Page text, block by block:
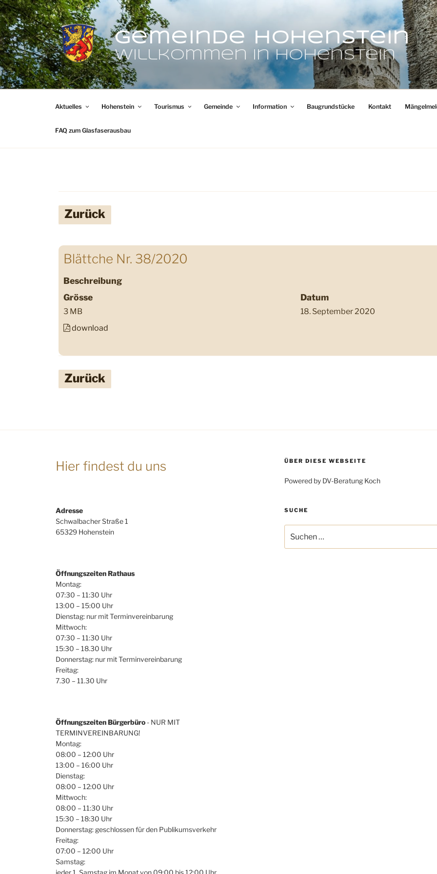
Zum
Inhalt
springen
Gemeinde Hohenstein
Willkommen in Hohenstein
Aktuelles Hohenstein Tourismus Gemeinde Information Baugrundstücke Kontakt
FAQ zum Glasfaserausbau
Zurück
Blättche Nr. 38/2020
Beschreibung
Grösse
3 MB
Datum
18. September 2020
download
Zurück
Hier findest du uns
Adresse
Schwalbacher Straße 1
65329 Hohenstein
Öffnungszeiten Rathaus
Montag:
07:30 – 11:30 Uhr
13:00 – 15:00 Uhr
Dienstag: nur mit Terminvereinbarung
Mittwoch:
07:30 – 11:30 Uhr
15:30 – 18.30 Uhr
Donnerstag: nur mit Terminvereinbarung
Freitag:
7.30 – 11.30 Uhr
Öffnungszeiten Bürgerbüro - NUR MIT
TERMINVEREINBARUNG!
Montag:
08:00 – 12:00 Uhr
13:00 – 16:00 Uhr
Dienstag:
08:00 – 12:00 Uhr
Mittwoch:
08:00 – 11:30 Uhr
15:30 – 18:30 Uhr
Donnerstag: geschlossen für den Publikumsverkehr
Freitag:
07:00 – 12:00 Uhr
Samstag:
jeder 1. Samstag im Monat von 09:00 bis 12:00 Uhr
ÜBER DIESE WEBSEITE
Powered by DV-Beratung Koch
SUCHE
nach: